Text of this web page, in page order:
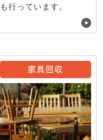
も行っています。
家具回収